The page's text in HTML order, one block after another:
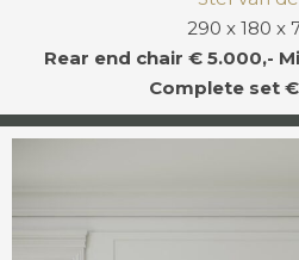
290 x 180 x
Rear end chair € 5.000,-
Complete set